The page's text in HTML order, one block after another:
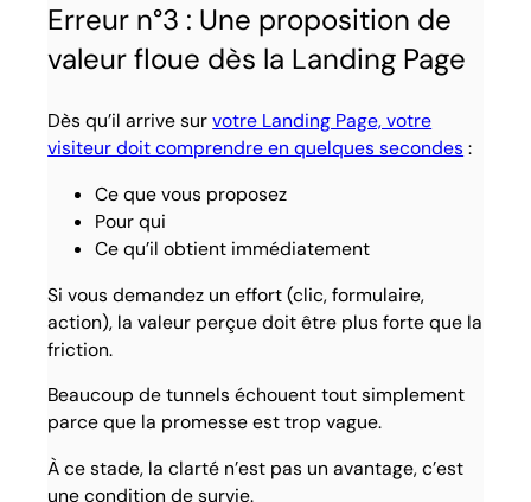
Erreur n°3 : Une proposition de
valeur floue dès la Landing Page
Dès qu’il arrive survotre Landing Page, votre
visiteur doit comprendre en quelques secondes :
Ce que vous proposez
Pour qui
Ce qu’il obtient immédiatement
Si vous demandez un effort (clic, formulaire,
action), la valeur perçue doit être plus forte que la
friction.
Beaucoup de tunnels échouent tout simplement
parce que la promesse est trop vague.
À ce stade, la clarté n’est pas un avantage, c’est
une condition de survie.